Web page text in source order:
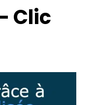
Clic